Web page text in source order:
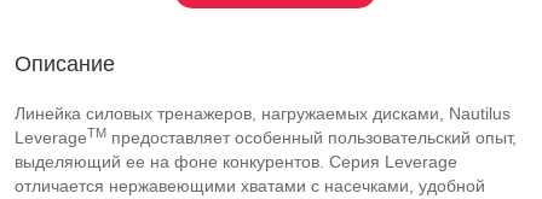
Описание
Линейка силовых тренажеров, нагружаемых дисками, Nautilus
LeverageTM предоставляет особенный пользовательский опыт,
выделяющий ее на фоне конкурентов. Серия Leverage
отличается нержавеющими хватами с насечками, удобной